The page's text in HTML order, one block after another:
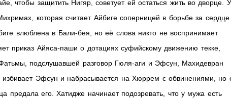
чтобы защитить Нигяр, советует ей остаться жить во дворце. У
которая считает Айбиге соперницей в борьбе за сердце
влюблена в Бали-бея, но её слова никто не воспринимает
приказ Айяса-паши о дотациях суфийскому движению текке,
подслушавшей разговор Гюля-аги и Эфсун, Махидевран
Эфсун и набрасывается на Хюррем с обвинениями, но
предала его. Хатидже начинает подозревать, что у мужа есть